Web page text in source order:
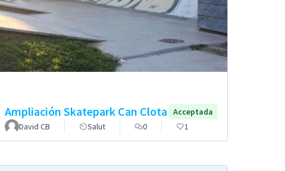
Ampliación Skatepark Can Clota
Acceptada
David CB
Salut 0 1